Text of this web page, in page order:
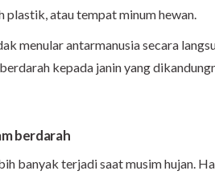
plastik, atau tempat minum hewan.
menular antarmanusia secara
kepada janin yang
berdarah
banyak terjadi saat musim hujan.